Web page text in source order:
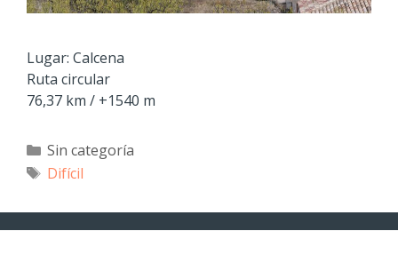
Lugar: Calcena
Ruta circular
76,37 km / +1540 m
Sin categoría
Difícil